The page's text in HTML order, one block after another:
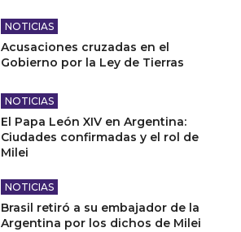
NOTICIAS
Acusaciones cruzadas en el
Gobierno por la Ley de Tierras
NOTICIAS
El Papa León XIV en Argentina:
Ciudades confirmadas y el rol de
Milei
NOTICIAS
Brasil retiró a su embajador de la
Argentina por los dichos de Milei